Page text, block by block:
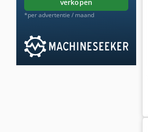
verkopen
*per advertentie / maand